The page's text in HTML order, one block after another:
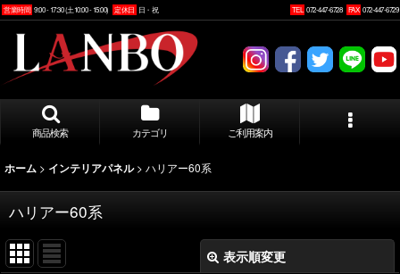
営業時間 9:00 - 17:30 (土10:00 - 15:00) 定休日 日・祝 TEL 072-447-6728 FAX 072-447-6729
商品検索 カテゴリ ご利用案内
ホーム > インテリアパネル > ハリアー60系
ハリアー60系
表示順変更